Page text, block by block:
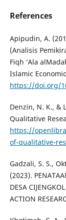
References
Apipudin, A.
(Analisis
Fiqh ‘Ala
Islamic
https://doi.org/
Denzin, N. K., &
Qualitative
https://
of-qualitative-
Gadzali, S. S.,
(2023).
DESA
ACTION